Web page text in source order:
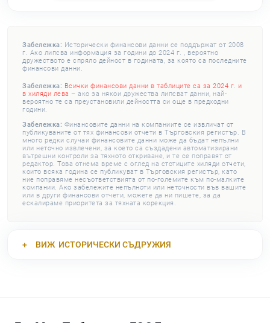
Забележка: Исторически финансови данни се поддържат от 2008
г. Ако липсва информация за години до 2024 г. , вероятно
дружеството е спряло дейност в годината, за която са последните
финансови данни.
Забележка: Всички финансови данни в таблиците са за 2024 г. и
в хиляди лева – ако за някои дружества липсват данни, най-
вероятно те са преустановили дейността си още в предходни
години.
Забележка: Финансовите данни на компаниите се извличат от
публикуваните от тях финансови отчети в Търговския регистър. В
много редки случаи финансовите данни може да бъдат непълни
или неточно извлечени, за което са създадени автоматизирани
вътрешни контроли за тяхното откриване, и те се поправят от
редактор. Това отнема време с оглед на стотиците хиляди отчети,
които всяка година се публикуват в Търговския регистър, като
ние поправяме несъответствията от по-големите към по-малките
компании. Ако забележите непълноти или неточности във вашите
или в други финансови отчети, можете да ни пишете, за да
ескалираме приоритета за тяхната корекция.
ВИЖ ИСТОРИЧЕСКИ СЪДРУЖИЯ